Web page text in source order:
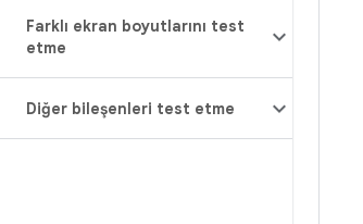
Farklı ekran boyutlarını test
etme
Diğer bileşenleri test etme